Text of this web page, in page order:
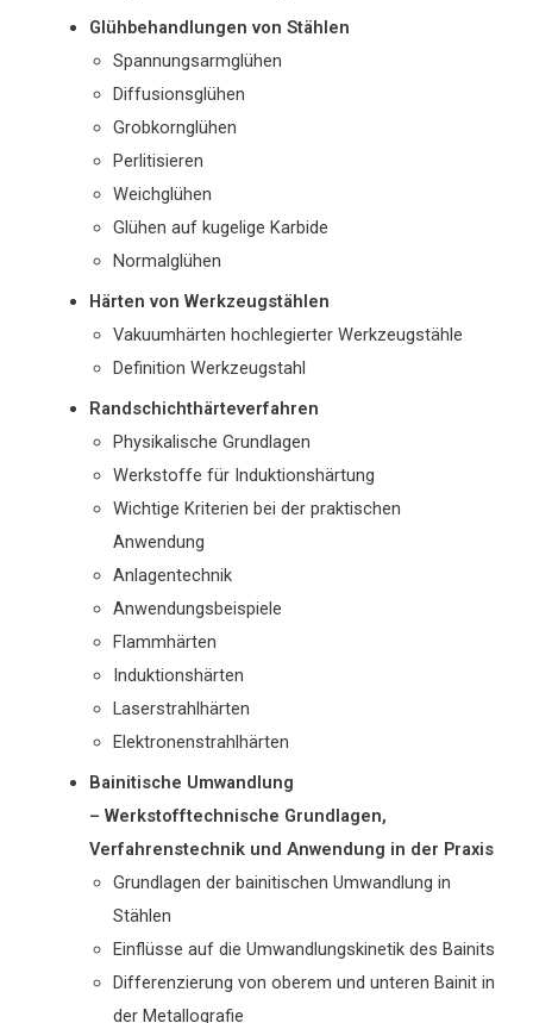
Glühbehandlungen von Stählen
Spannungsarmglühen
Diffusionsglühen
Grobkornglühen
Perlitisieren
Weichglühen
Glühen auf kugelige Karbide
Normalglühen
Härten von Werkzeugstählen
Vakuumhärten hochlegierter Werkzeugstähle
Definition Werkzeugstahl
Randschichthärteverfahren
Physikalische Grundlagen
Werkstoffe für Induktionshärtung
Wichtige Kriterien bei der praktischen
Anwendung
Anlagentechnik
Anwendungsbeispiele
Flammhärten
Induktionshärten
Laserstrahlhärten
Elektronenstrahlhärten
Bainitische Umwandlung
– Werkstofftechnische Grundlagen,
Verfahrenstechnik und Anwendung in der Praxis
Grundlagen der bainitischen Umwandlung in
Stählen
Einflüsse auf die Umwandlungskinetik des Bainits
Differenzierung von oberem und unteren Bainit in
der Metallografie